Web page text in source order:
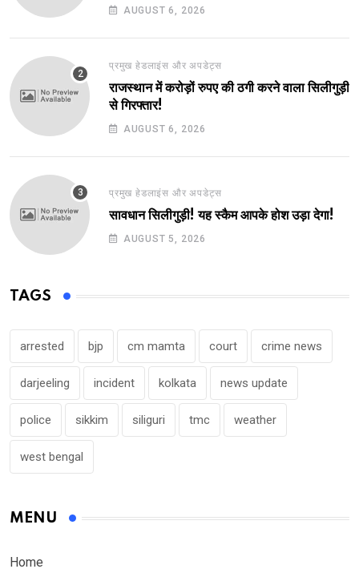
AUGUST 6, 2026
प्रमुख हेडलाइंस और अपडेट्स
राजस्थान में करोड़ों रुपए की ठगी करने वाला सिलीगुड़ी
से गिरफ्तार!
AUGUST 6, 2026
प्रमुख हेडलाइंस और अपडेट्स
सावधान सिलीगुड़ी! यह स्कैम आपके होश उड़ा देगा!
AUGUST 5, 2026
TAGS
arrested bjp cm mamta court crime news
darjeeling incident kolkata news update
police sikkim siliguri tmc weather
west bengal
MENU
Home